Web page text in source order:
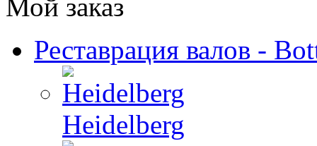
Мой заказ
Реставрация валов -
Heidelberg